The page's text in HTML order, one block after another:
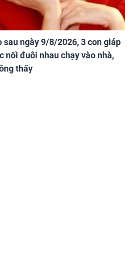
sau ngày 9/8/2026, 3 con giáp
nối đuôi nhau chạy vào nhà,
thấy